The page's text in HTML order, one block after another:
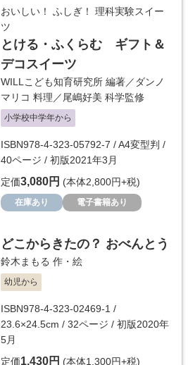
おいしい！ ふしぎ！ 理科実験スイー
ツ
とける・ふくらむ ギフト＆
デコスイーツ
WILLこども知育研究所 編著／ ダンノ
マリコ 料理／尾嶋好美 科学監修
小学校中学年から
ISBN978-4-323-05792-7 / A4変型判 /
40ページ / 初版2021年3月
定価3,080円 (本体2,800円+税)
在庫あり 電子書籍あり
どこからきたの？ おべんとう
鈴木まもる 作・絵
幼児から
ISBN978-4-323-02469-1 /
23.6×24.5cm / 32ページ / 初版2020年
5月
定価1,430円 (本体1,300円+税)